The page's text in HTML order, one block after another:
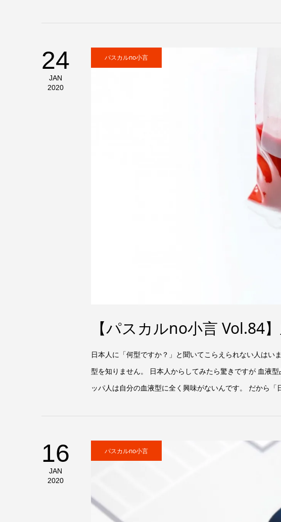
24
JAN
2020
パスカルno小言
【パスカルno小言 Vol.84
日本人に「何型ですか？」と聞いてこらえられない人は
型を知りません。 日本人からしてみたら驚きですが 血液
ッパ人は自分の血液型に全く興味がないんです。 だから
16
JAN
2020
パスカルno小言